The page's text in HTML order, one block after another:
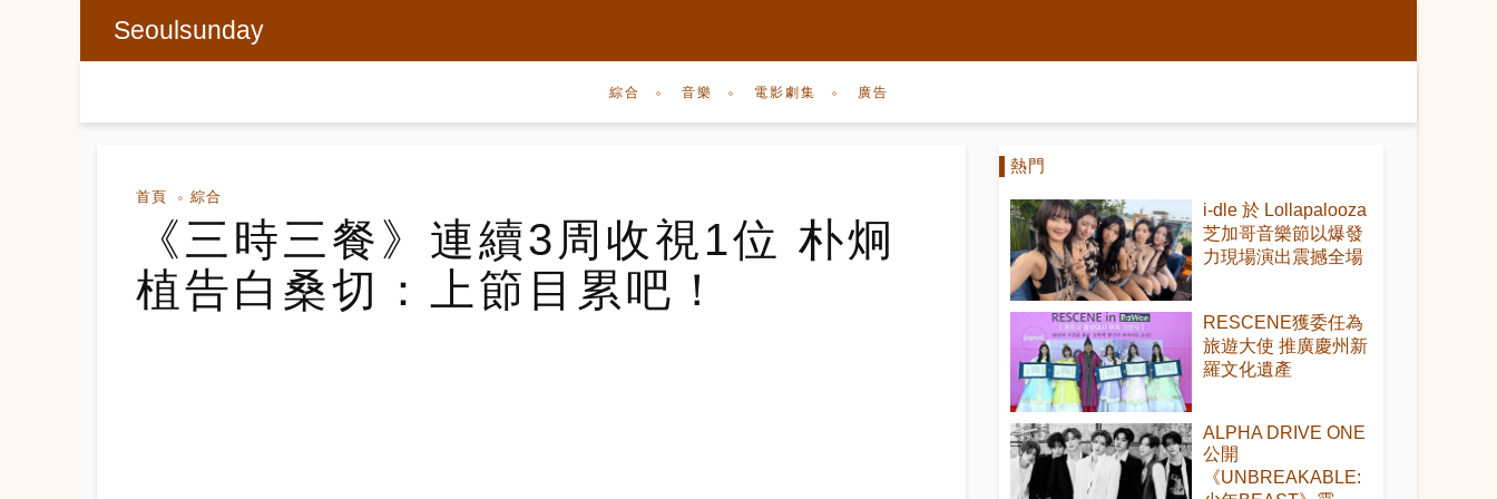
Seoulsunday
綜合 音樂 電影劇集 廣告
首頁 綜合
《三時三餐》連續3周收視1位 朴炯
植告白桑切：上節目累吧！
熱門
i-dle 於 Lollapalooza
芝加哥音樂節以爆發
力現場演出震撼全場
RESCENE獲委任為
旅遊大使 推廣慶州新
羅文化遺產
ALPHA DRIVE ONE
公開
《UNBREAKABLE: